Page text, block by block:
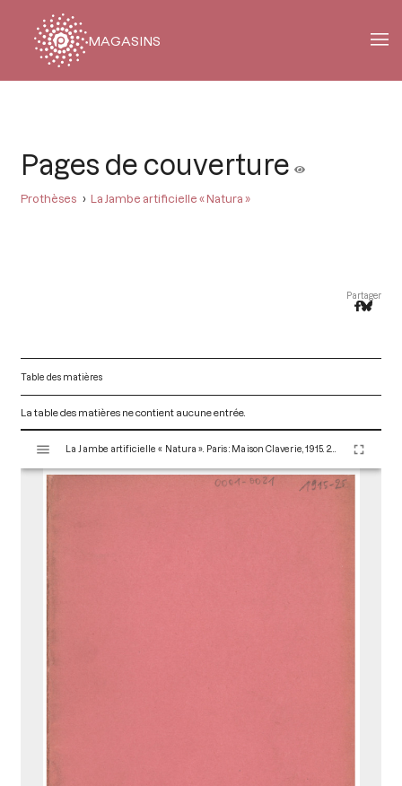
MAGASINS
Pages de couverture
Prothèses La Jambe artificielle « Natura »
Partager
Table des matières
La table des matières ne contient aucune entrée.
s
La Jambe artificielle « Natura ». Paris : Maison Claverie, 1915. 28 p. (Prothèses, 15)